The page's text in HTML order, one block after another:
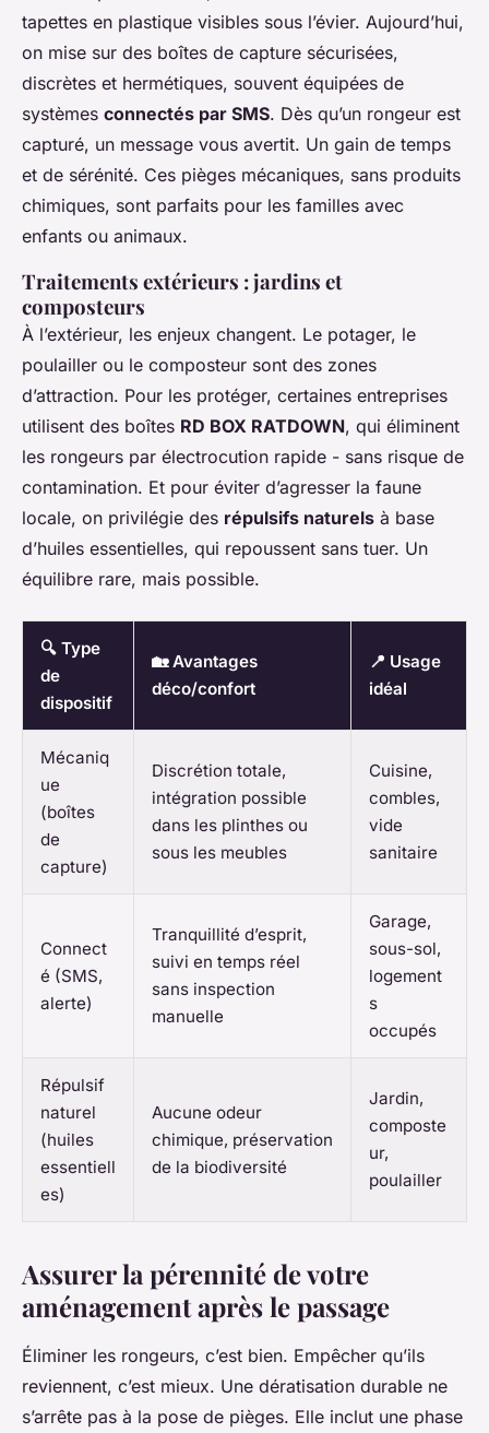
tapettes en plastique visibles sous l’évier. Aujourd’hui,
on mise sur des boîtes de capture sécurisées,
discrètes et hermétiques, souvent équipées de
systèmes connectés par SMS. Dès qu’un rongeur est
capturé, un message vous avertit. Un gain de temps
et de sérénité. Ces pièges mécaniques, sans produits
chimiques, sont parfaits pour les familles avec
enfants ou animaux.
Traitements extérieurs : jardins et
composteurs
À l’extérieur, les enjeux changent. Le potager, le
poulailler ou le composteur sont des zones
d’attraction. Pour les protéger, certaines entreprises
utilisent des boîtes RD BOX RATDOWN, qui éliminent
les rongeurs par électrocution rapide - sans risque de
contamination. Et pour éviter d’agresser la faune
locale, on privilégie des répulsifs naturels à base
d’huiles essentielles, qui repoussent sans tuer. Un
équilibre rare, mais possible.
🔍 Type
de
dispositif
🏡 Avantages
déco/confort
📍 Usage
idéal
Mécaniq
ue
(boîtes
de
capture)
Discrétion totale,
intégration possible
dans les plinthes ou
sous les meubles
Cuisine,
combles,
vide
sanitaire
Connect
é (SMS,
alerte)
Tranquillité d’esprit,
suivi en temps réel
sans inspection
manuelle
Garage,
sous-sol,
logement
s
occupés
Répulsif
naturel
(huiles
essentiell
es)
Aucune odeur
chimique, préservation
de la biodiversité
Jardin,
composte
ur,
poulailler
Assurer la pérennité de votre
aménagement après le passage
Éliminer les rongeurs, c’est bien. Empêcher qu’ils
reviennent, c’est mieux. Une dératisation durable ne
s’arrête pas à la pose de pièges. Elle inclut une phase